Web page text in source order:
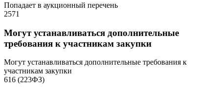
Попадает в аукционный перечень
2571
Могут устанавливаться дополнительные
требования к участникам закупки
Могут устанавливаться дополнительные требования к
участникам закупки
616 (223ФЗ)